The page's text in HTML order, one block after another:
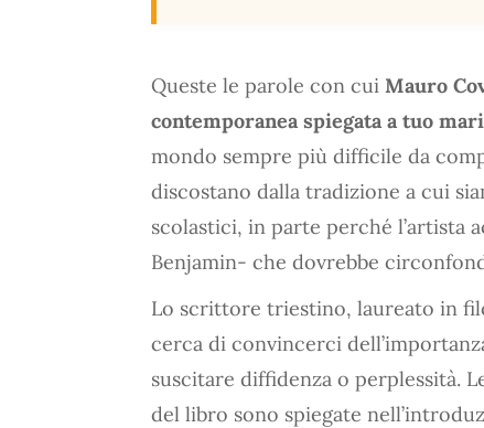
Queste le parole con cui Mauro
contemporanea spiegata a tuo
mondo sempre più difficile da
discostano dalla tradizione a cui
scolastici, in parte perché l’artista
Benjamin- che dovrebbe
Lo scrittore triestino, laureato in
cerca di convincerci
suscitare diffidenza o perplessità.
del libro sono spiegate